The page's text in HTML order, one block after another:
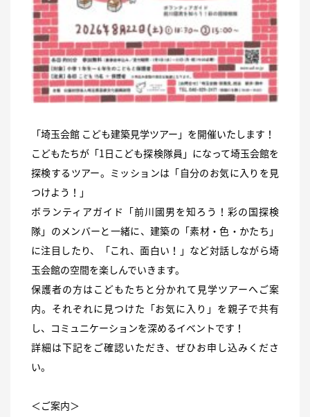
「埼玉会館 こども建築見学ツアー」を開催いたします！
こどもたちが「1日こども探検隊員」になって埼玉会館を
探検するツアー。ミッションは「自分のお気に入りを見
つけよう！」
ボランティアガイド「前川國男を知ろう！彩の国探検
隊」のメンバーと一緒に、建築の「素材・色・かたち」
に注目したり、「これ、面白い！」など対話しながら埼
玉会館の空間を楽しんでいきます。
保護者の方はこどもたちと分かれて見学ツアーへご案
内。それぞれに見つけた「お気に入り」を親子で共有
し、コミュニケーションを深めるイベントです！
詳細は下記をご確認いただき、ぜひお申し込みくださ
い。
＜ご案内＞